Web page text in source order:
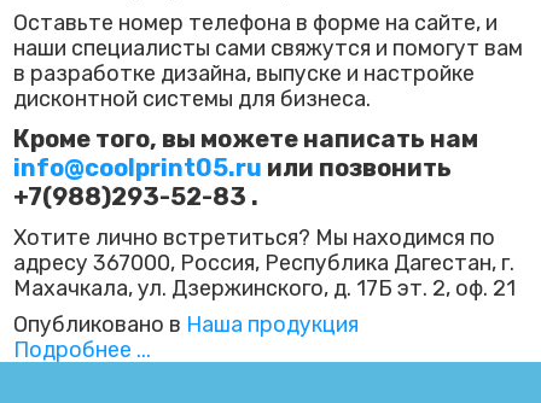
Оставьте номер телефона в форме на сайте, и
наши специалисты сами свяжутся и помогут вам
в разработке дизайна, выпуске и настройке
дисконтной системы для бизнеса.
Кроме того, вы можете написать нам
info@coolprint05.ru или позвонить
+7(988)293-52-83 .
Хотите лично встретиться? Мы находимся по
адресу 367000, Россия, Республика Дагестан, г.
Махачкала, ул. Дзержинского, д. 17Б эт. 2, оф. 21
Опубликовано в Наша продукция
Подробнее ...